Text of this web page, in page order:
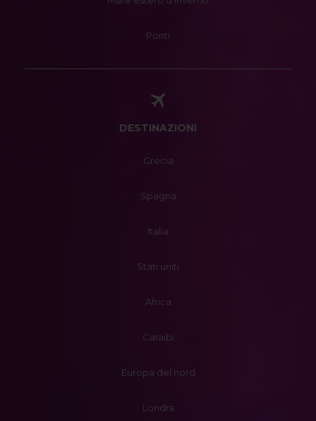
Ponti
DESTINAZIONI
Grecia
Spagna
Italia
Stati uniti
Africa
Caraibi
Europa del nord
Londra